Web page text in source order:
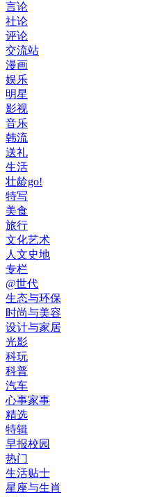
言论
社论
评论
交流站
漫画
娱乐
明星
影视
音乐
韩流
送礼
生活
壮龄go!
特写
美食
旅行
文化艺术
人文史地
专栏
@世代
生态与环保
时尚与美容
设计与家居
光影
科玩
科普
汽车
心事家事
精选
特辑
早报校园
热门
生活贴士
星座与生肖